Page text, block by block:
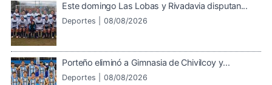
Este domingo Las Lobas y Rivadavia disputan...
Deportes | 08/08/2026
Porteño eliminó a Gimnasia de Chivilcoy y...
Deportes | 08/08/2026